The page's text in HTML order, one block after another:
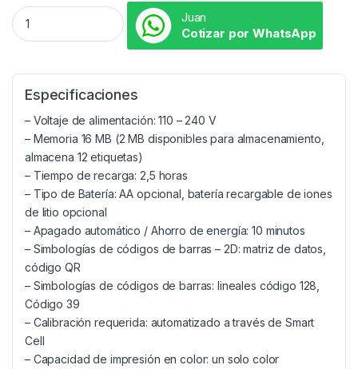
Juan
Cotizar por WhatsApp
Especificaciones
– Voltaje de alimentación: 110 – 240 V
– Memoria 16 MB (2 MB disponibles para almacenamiento,
almacena 12 etiquetas)
– Tiempo de recarga: 2,5 horas
– Tipo de Batería: AA opcional, batería recargable de iones
de litio opcional
– Apagado automático / Ahorro de energía: 10 minutos
– Simbologías de códigos de barras – 2D: matriz de datos,
código QR
– Simbologías de códigos de barras: lineales código 128,
Código 39
– Calibración requerida: automatizado a través de Smart
Cell
– Capacidad de impresión en color: un solo color